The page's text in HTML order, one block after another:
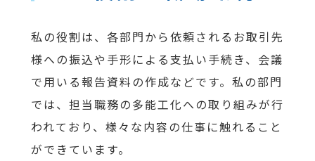
私の役割は、各部門から依頼されるお取引先
様への振込や手形による支払い手続き、会議
で用いる報告資料の作成などです。私の部門
では、担当職務の多能工化への取り組みが行
われており、様々な内容の仕事に触れること
ができています。